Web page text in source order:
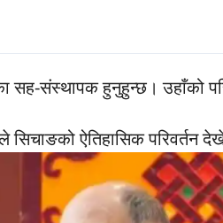
सह-संस्थापक हुनुहुन्छ। उहाँको
ऐतिहासिक परिवर्तन